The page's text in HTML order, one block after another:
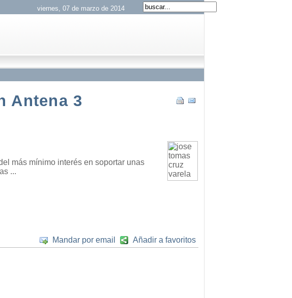
viernes, 07 de marzo de 2014
Antena 3
más mínimo interés en soportar unas
...
Añadir a favoritos
Mandar por email